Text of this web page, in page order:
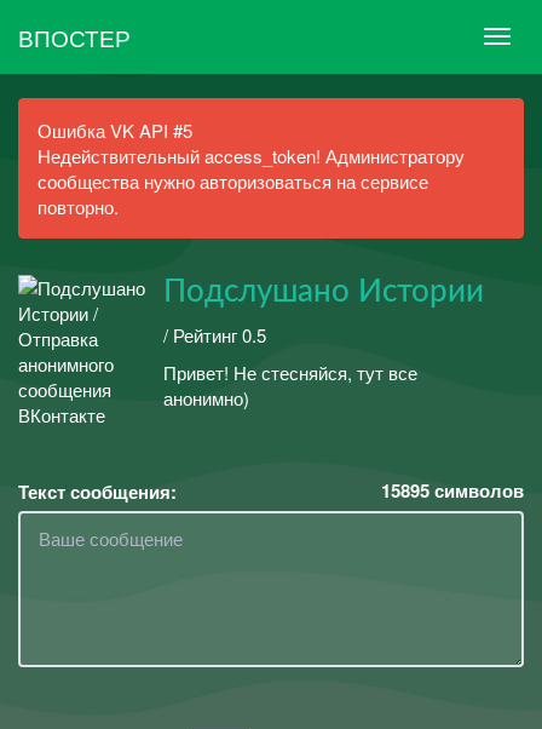
ВПОСТЕР
Ошибка VK API #5
Недействительный access_token! Администратору
сообщества нужно авторизоваться на сервисе
повторно.
Подслушано Истории
/ Рейтинг 0.5
Привет! Не стесняйся, тут все
анонимно)
Текст сообщения: 15895символов